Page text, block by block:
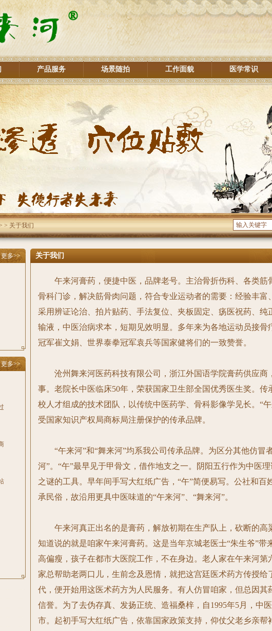
产品服务 场景随拍 工作面貌 医学常识
> 关于我们
更多>>
更多>>
关于我们
午来河膏药， 便捷中医，品牌老号。 主治骨折伤科、各类筋
骨科门诊，解决筋骨肉问题，符合专业运动者的需要：经验丰富
采用辨证论治、拍片贴药、手法复位、夹板固定、疡医祝药、纯
输液，中医治病求本，短期见效明显。多年来为各地运动员接骨
冠军崔文娟、世界泰拳冠军袁兵等国家健将们的一致赞誉。
沧州舞来河医药科技有限公司， 浙江外国语学院膏药供应商
事。老院长中医临床50年，荣获国家卫生部全国优秀医生奖。传
校人才组成的技术团队，以传统中医药学、骨科影像学见长。“
受国家知识产权局商标局注册保护的传承品牌。
“午来河”和“舞来河”均系我公司传承品牌。为区分其他仿冒
河”。“午”最早见于甲骨文，借作地支之一。阴阳五行作为中医
之谜的工具。早年间手写大红纸广告，“午”简便易写。公社和百
承民俗，故沿用更具中医味道的“午来河”、“舞来河”。
午来河真正出名的是膏药，解放初期在生产队上，砍断的高
知道说的就是咱家午来河膏药。这是当年京城老医士“朱生爷”带
高偏瘦，孩子在都市大医院工作，不在身边。老人家在午来河第
家总帮助老两口儿， 生前念及恩情，就把这宫廷医术药方传授给
代，便开始用这医术药方为人民服务。有人仿冒咱家，但总因其
信誉。为了去伪存真、发扬正统、造福桑梓，自1995年5月，中
市。起初手写大红纸广告，依靠国家政策支持，仰仗父老乡亲帮